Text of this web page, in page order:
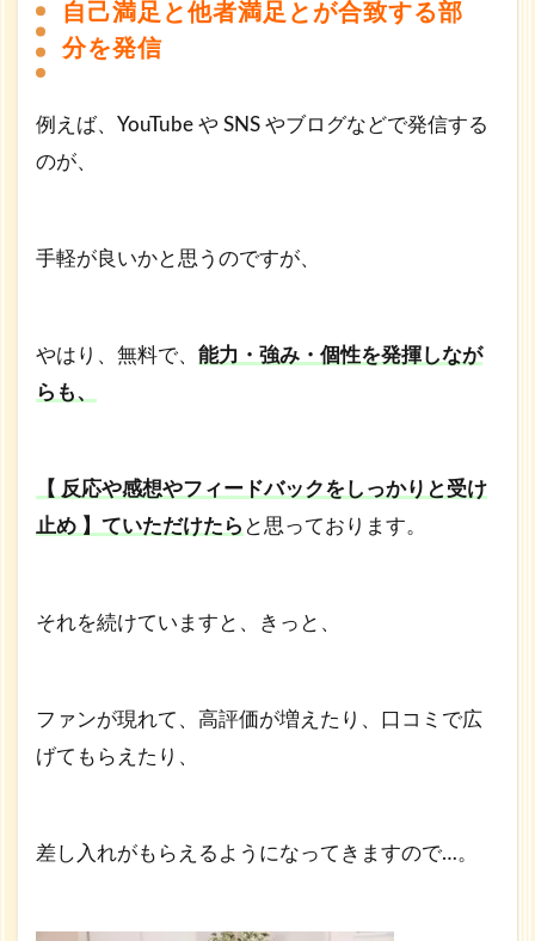
自己満足と他者満足とが合致する部
分を発信
例えば、YouTube や SNS やブログなどで発信する
のが、
手軽が良いかと思うのですが、
やはり、無料で、 能力・強み・個性を発揮しなが
らも、
【 反応や感想やフィードバックをしっかりと受け
止め 】ていただけたら と思っております。
それを続けていますと、きっと、
ファンが現れて、高評価が増えたり、口コミで広
げてもらえたり、
差し入れがもらえるようになってきますので…。